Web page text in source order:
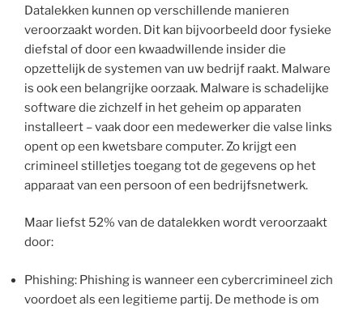
Datalekken kunnen op verschillende manieren
veroorzaakt worden. Dit kan bijvoorbeeld door fysieke
diefstal of door een kwaadwillende insider die
opzettelijk de systemen van uw bedrijf raakt. Malware
is ook een belangrijke oorzaak. Malware is schadelijke
software die zichzelf in het geheim op apparaten
installeert – vaak door een medewerker die valse links
opent op een kwetsbare computer. Zo krijgt een
crimineel stilletjes toegang tot de gegevens op het
apparaat van een persoon of een bedrijfsnetwerk.
Maar liefst 52% van de datalekken wordt veroorzaakt
door:
Phishing: Phishing is wanneer een cybercrimineel zich
voordoet als een legitieme partij. De methode is om